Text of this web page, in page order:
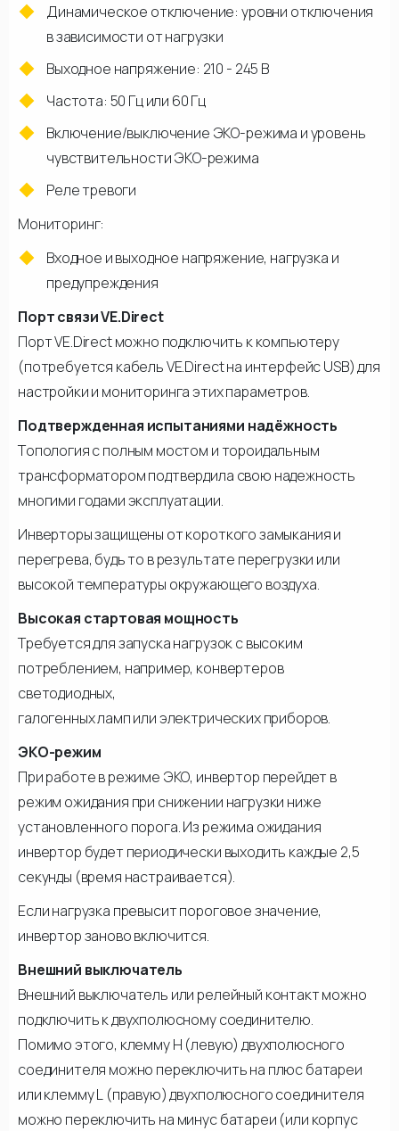
Динамическое отключение: уровни отключения
в зависимости от нагрузки
Выходное напряжение: 210 - 245 В
Частота: 50 Гц или 60 Гц
Включение/выключение ЭКО-режима и уровень
чувствительности ЭКО-режима
Реле тревоги
Мониторинг:
Входное и выходное напряжение, нагрузка и
предупреждения
Порт связи VE.Direct
Порт VE.Direct можно подключить к компьютеру
(потребуется кабель VE.Direct на интерфейс USB) для
настройки и мониторинга этих параметров.
Подтвержденная испытаниями надёжность
Топология с полным мостом и тороидальным
трансформатором подтвердила свою надежность
многими годами эксплуатации.
Инверторы защищены от короткого замыкания и
перегрева, будь то в результате перегрузки или
высокой температуры окружающего воздуха.
Высокая стартовая мощность
Требуется для запуска нагрузок с высоким
потреблением, например, конвертеров
светодиодных,
галогенных ламп или электрических приборов.
ЭКО-режим
При работе в режиме ЭКО, инвертор перейдет в
режим ожидания при снижении нагрузки ниже
установленного порога. Из режима ожидания
инвертор будет периодически выходить каждые 2,5
секунды (время настраивается).
Если нагрузка превысит пороговое значение,
инвертор заново включится.
Внешний выключатель
Внешний выключатель или релейный контакт можно
подключить к двухполюсному соединителю.
Помимо этого, клемму Н (левую) двухполюсного
соединителя можно переключить на плюс батареи
или клемму L (правую) двухполюсного соединителя
можно переключить на минус батареи (или корпус